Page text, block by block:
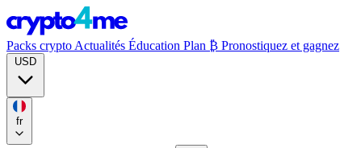
Packs crypto Actualités Éducation Plan ₿ Pronostiquez et gagnez
fr